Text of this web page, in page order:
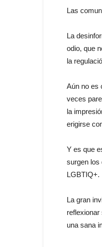
Las
La
odio, que
la
Aún no es
veces
la
erigirse
Y es que
surgen los
LGBTIQ+.
La gran
una sana